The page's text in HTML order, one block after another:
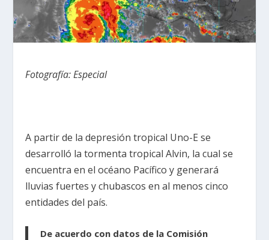
Fotografía: Especial
A partir de la depresión tropical Uno-E se
desarrolló la tormenta tropical Alvin, la cual se
encuentra en el océano Pacífico y generará
lluvias fuertes y chubascos en al menos cinco
entidades del país.
De acuerdo con datos de la Comisión